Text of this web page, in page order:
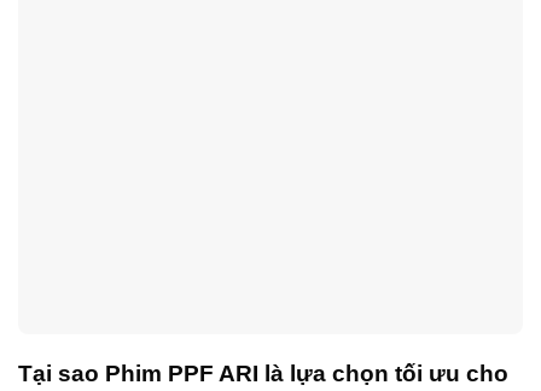
Tại sao Phim PPF ARI là lựa chọn tối ưu cho